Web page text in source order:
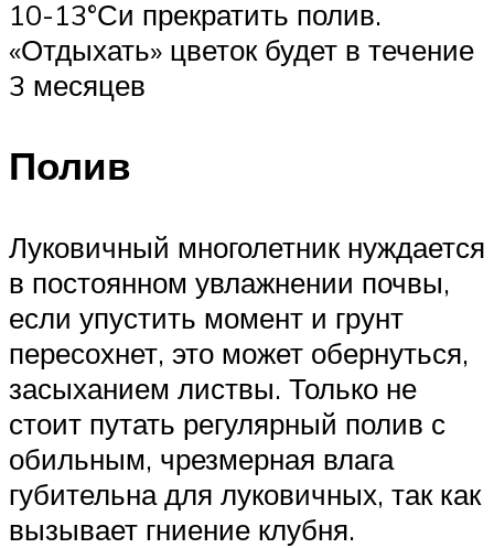
10-13°Си прекратить полив.
«Отдыхать» цветок будет в течение
3 месяцев
Полив
Луковичный многолетник нуждается
в постоянном увлажнении почвы,
если упустить момент и грунт
пересохнет, это может обернуться,
засыханием листвы. Только не
стоит путать регулярный полив с
обильным, чрезмерная влага
губительна для луковичных, так как
вызывает гниение клубня.